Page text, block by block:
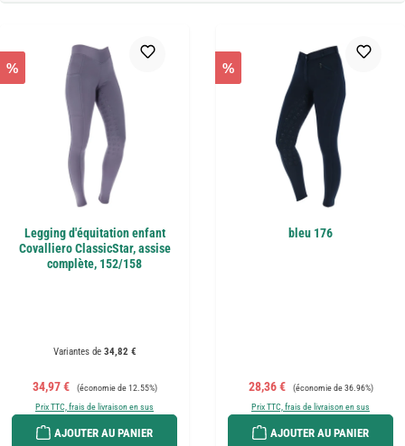
%
Legging d'équitation enfant
Covalliero ClassicStar, assise
complète, 152/158
Variantes de34,82 €
Prix de vente :
34,97 € Prix régulier :
(économie de 12.55%)
Prix TTC, frais de livraison en sus
AJOUTER AU PANIER
%
bleu 176
Prix de vente :
28,36 € Prix régulier :
(économie de 36.96%)
Prix TTC, frais de livraison en sus
AJOUTER AU PANIER